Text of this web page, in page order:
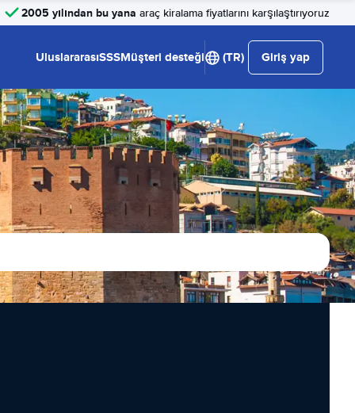
2005 yılından bu yana araç kiralama fiyatlarını karşılaştırıyoruz
UluslararasıSSSMüşteri desteği (TR) Giriş yap